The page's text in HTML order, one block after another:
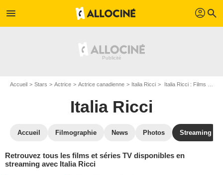
menu profil search
Accueil Stars Actrice Actrice canadienne Italia Ricci Italia Ricci : Films et séries online
Italia Ricci
Accueil Filmographie News Photos Streaming
Retrouvez tous les films et séries TV disponibles en
streaming avec Italia Ricci